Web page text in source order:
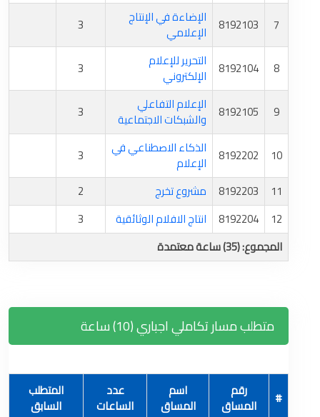
7
8192103 الإضاءة في الإنتاج
الإعلامي 3
8
8192104 التحرير للإعلام
الإلكتروني 3
9
8192105 الإعلام التفاعلي
والشبكات الاجتماعية 3
10
8192202 الذكاء الاصطناعي في
الإعلام
3
11
8192203 مشروع تخرج
2
12
8192204 انتاج الافلام الوثائقية
3
المجموع: (35) ساعة معتمدة
متطلب مسار تكاملي اجباري (10) ساعة
# رقم
المساق
اسم
المساق
عدد
الساعات
المتطلب
السابق